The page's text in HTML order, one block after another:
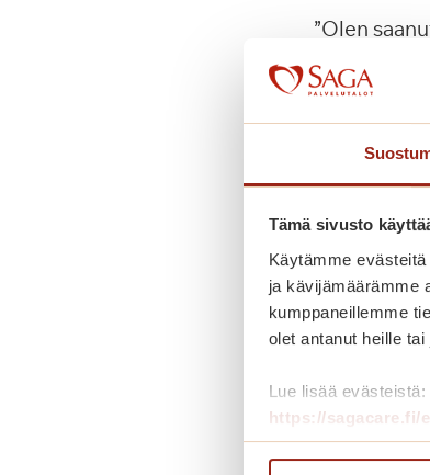
Tämä sivusto
Käytämme
ja kävijämäärämme
kumppaneillemme
olet antanut heille
Lue lisää evästeistä:
https://sagacare.fi/
”Olen
Läheiset
puoliso
Saga
”Täällä saa